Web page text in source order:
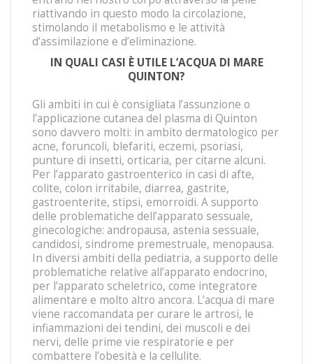
riattivando in questo modo la circolazione,
stimolando il metabolismo e le attività
d’assimilazione e d’eliminazione.
IN QUALI CASI È UTILE L’ACQUA DI MARE
QUINTON?
Gli ambiti in cui è consigliata l’assunzione o
l’applicazione cutanea del plasma di Quinton
sono davvero molti: in ambito dermatologico per
acne, foruncoli, blefariti, eczemi, psoriasi,
punture di insetti, orticaria, per citarne alcuni.
Per l’apparato gastroenterico in casi di afte,
colite, colon irritabile, diarrea, gastrite,
gastroenterite, stipsi, emorroidi. A supporto
delle problematiche dell’apparato sessuale,
ginecologiche: andropausa, astenia sessuale,
candidosi, sindrome premestruale, menopausa.
In diversi ambiti della pediatria, a supporto delle
problematiche relative all’apparato endocrino,
per l’apparato scheletrico, come integratore
alimentare e molto altro ancora. L’acqua di mare
viene raccomandata per curare le artrosi, le
infiammazioni dei tendini, dei muscoli e dei
nervi, delle prime vie respiratorie e per
combattere l’obesità e la cellulite.